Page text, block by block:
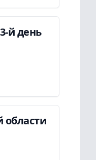
й день
области